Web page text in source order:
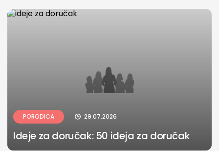
PORODICA 29.07.2026
Ideje za doručak: 50 ideja za doručak